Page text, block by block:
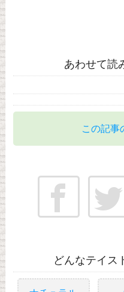
あわせて読
この記事
どんなテイス